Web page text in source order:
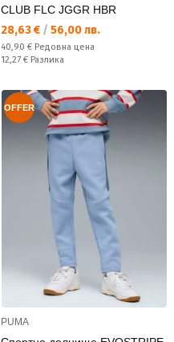
CLUB FLC JGGR HBR
Текуща цена:
28,63 € / 56,00 лв.
Редовна цена:
40,90 € Редовна цена
Спестявате:
12,27 € Разлика
OFFER
PUMA